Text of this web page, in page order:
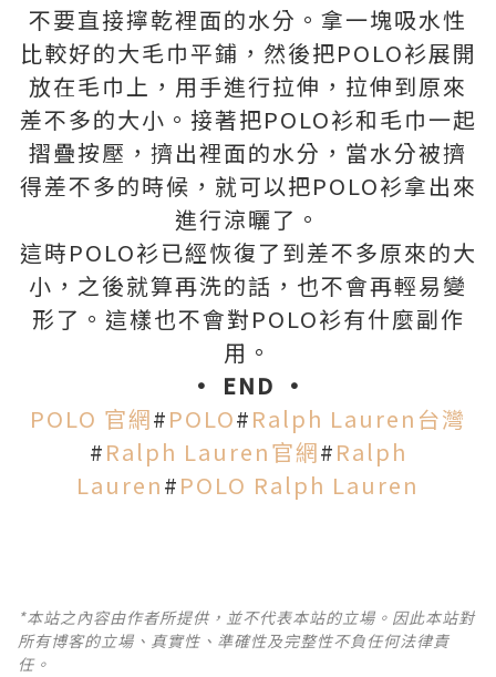
不要直接擰乾裡面的水分。拿一塊吸水性
比較好的大毛巾平鋪，然後把POLO衫展開
放在毛巾上，用手進行拉伸，拉伸到原來
差不多的大小。接著把POLO衫和毛巾一起
摺疊按壓，擠出裡面的水分，當水分被擠
得差不多的時候，就可以把POLO衫拿出來
進行涼曬了。
這時POLO衫已經恢復了到差不多原來的大
小，之後就算再洗的話，也不會再輕易變
形了。這樣也不會對POLO衫有什麼副作
用。
• END •
POLO 官網#POLO#Ralph Lauren台灣
#Ralph Lauren官網#Ralph
Lauren#POLO Ralph Lauren
*本站之內容由作者所提供，並不代表本站的立場。因此本站對
所有博客的立場、真實性、準確性及完整性不負任何法律責
任。